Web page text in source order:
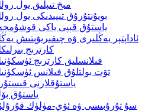
مىخ تىپلىق يول
بويۇنتۇرۇق تىپىدىكى يول
ياستۇق قېپى ياكى قوشۇمچە
ئاداپتېر يەڭلىرى ۋە چىقىرىۋېتىش
كارترىج
فىلانسلىق كارترىج
تۆت بولتلۇق فىلانس
ياستۇقلارنى
ياستۇق
سۇ تۇرۇبىسى ۋە ئۆي-مۈلۈك